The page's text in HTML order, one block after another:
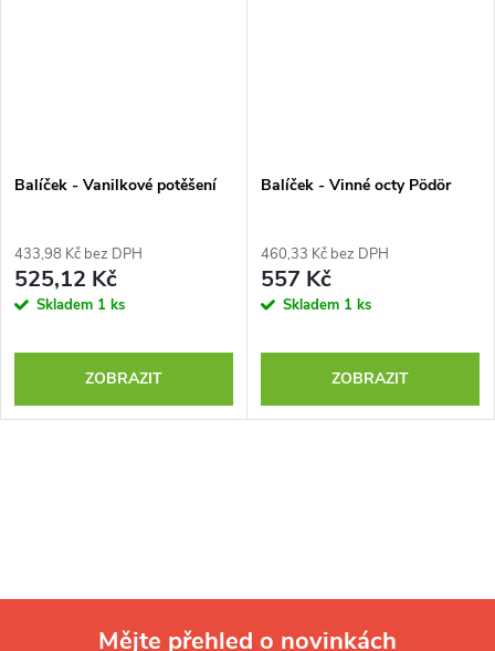
Balíček - Vanilkové potěšení
433,98 Kč bez DPH
525,12 Kč
Skladem 1 ks
ZOBRAZIT
Balíček - Vinné octy Pödör
460,33 Kč bez DPH
557 Kč
Skladem 1 ks
ZOBRAZIT
Mějte přehled o novinkách